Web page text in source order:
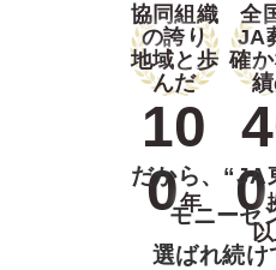
協同組織
の誇り
地域と歩
んだ
10
0年
全
JA
確
0
だから、“JA
モニーセ
選ばれ続け